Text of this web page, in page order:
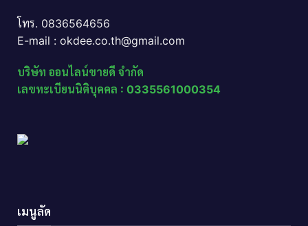
โทร. 0836564656
E-mail : okdee.co.th@gmail.com
บริษัท ออนไลน์ขายดี จำกัด
เลขทะเบียนนิติบุคคล : 0335561000354
เมนูลัด